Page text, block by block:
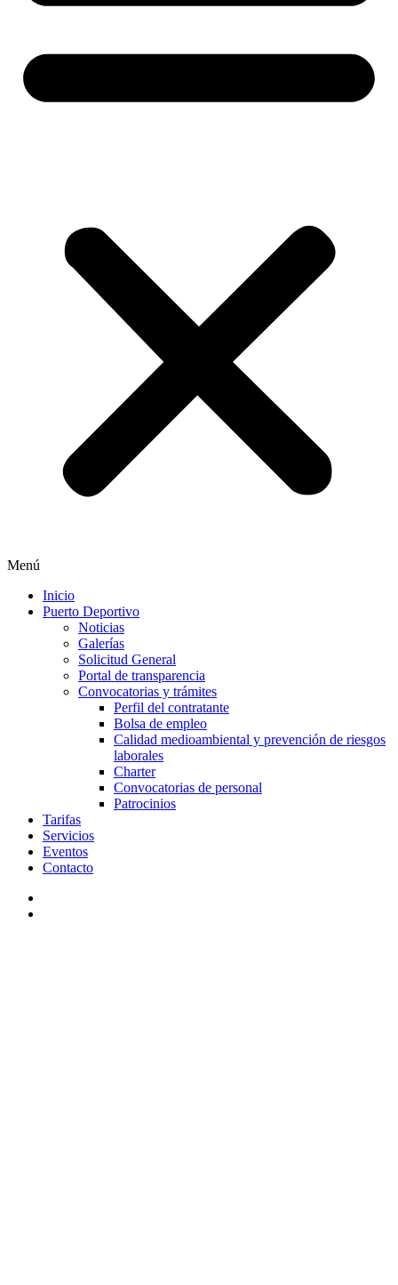
Menú
Inicio
Puerto Deportivo
Noticias
Galerías
Solicitud General
Portal de transparencia
Convocatorias y trámites
Perfil del contratante
Bolsa de empleo
Calidad medioambiental y prevención de riesgos
laborales
Charter
Convocatorias de personal
Patrocinios
Tarifas
Servicios
Eventos
Contacto